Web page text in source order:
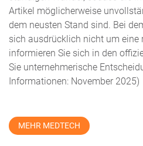
Artikel möglicherweise
dem neusten Stand sind. Bei
sich ausdrücklich nicht um eine
informieren Sie sich in den
Sie unternehmerische
Informationen: November 2025)
MEHR MEDTECH